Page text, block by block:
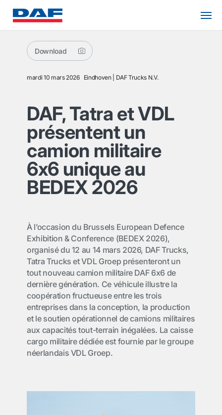
Download
mardi 10 mars 2026 Eindhoven DAF Trucks N.V.
DAF, Tatra et VDL
présentent un
camion militaire
6x6 unique au
BEDEX 2026
À l’occasion du Brussels European Defence
Exhibition & Conference (BEDEX 2026),
organisé du 12 au 14 mars 2026, DAF Trucks,
Tatra Trucks et VDL Groep présenteront un
tout nouveau camion militaire DAF 6x6 de
dernière génération. Ce véhicule illustre la
coopération fructueuse entre les trois
entreprises dans la conception, la production
et le soutien opérationnel de camions militaires
aux capacités tout-terrain inégalées. La caisse
cargo militaire dédiée est fournie par le groupe
néerlandais VDL Groep.